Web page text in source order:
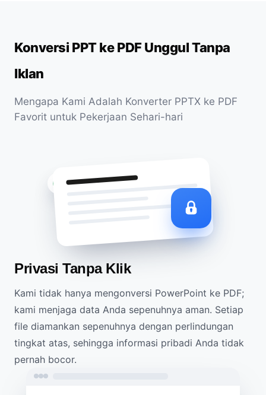
Konversi PPT ke PDF Unggul Tanpa
Iklan
Mengapa Kami Adalah Konverter PPTX ke PDF
Favorit untuk Pekerjaan Sehari-hari
Terenkripsi SSL
Privasi Tanpa Klik
Kami tidak hanya mengonversi PowerPoint ke PDF;
kami menjaga data Anda sepenuhnya aman. Setiap
file diamankan sepenuhnya dengan perlindungan
tingkat atas, sehingga informasi pribadi Anda tidak
pernah bocor.